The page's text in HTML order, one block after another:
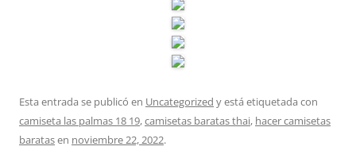
Esta entrada se publicó en Uncategorized y está etiquetada con
camiseta las palmas 18 19,camisetas baratas thai, hacer camisetas
baratasen noviembre 22, 2022.